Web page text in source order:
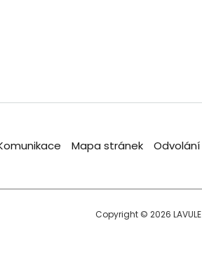
Mapa stránek Odvolání
Copyright © 2026 LAVULE